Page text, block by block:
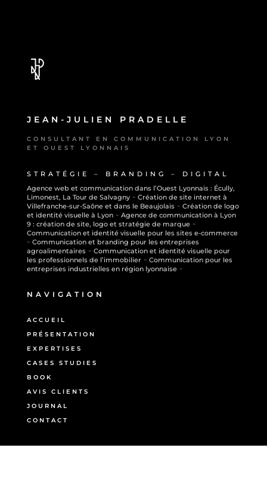
JEAN-JULIEN PRADELLE
CONSULTANT EN COMMUNICATION LYON
ET OUEST LYONNAIS
STRATÉGIE – BRANDING – DIGITAL
Agence web et communication dans l’Ouest Lyonnais : Écully,
Limonest, La Tour de Salvagny- Création de site internet à
Villefranche-sur-Saône et dans le Beaujolais- Création de logo
et identité visuelle à Lyon- Agence de communication à Lyon
9 : création de site, logo et stratégie de marque-
Communication et identité visuelle pour les sites e-commerce
- Communication et branding pour les entreprises
agroalimentaires- Communication et identité visuelle pour
les professionnels de l’immobilier- Communication pour les
entreprises industrielles en région lyonnaise-
NAVIGATION
ACCUEIL
PRÉSENTATION
EXPERTISES
CASES STUDIES
BOOK
AVIS CLIENTS
JOURNAL
CONTACT